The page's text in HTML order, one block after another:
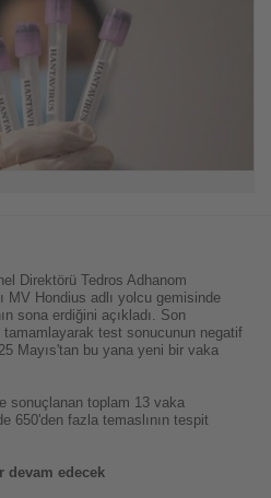
Direktörü Tedros Adhanom
MV Hondius adlı yolcu gemisinde
sona erdiğini açıkladı. Son
tamamlayarak test sonucunun negatif
Mayıs'tan bu yana yeni bir vaka
sonuçlanan toplam 13 vaka
650'den fazla temaslının tespit
devam edecek